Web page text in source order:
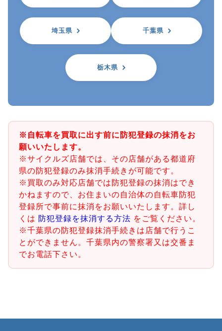
埼玉県 千葉県
栃木県
※自転車を買取に出す前に防犯登録の抹消をお
願いいたします。
※サイクルズ店舗では、その店舗がある都道府
県の防犯登録のみ抹消手続きが可能です。
※買取のみ対応店舗では防犯登録の抹消はでき
かねますので、お住まいの自治体の自転車防犯
登録所で事前に抹消をお願いいたします。詳し
くは 防犯登録を抹消する方法 をご覧ください。
※千葉県の防犯登録抹消手続きは店舗で行うこ
とができません。千葉県内の警察署又は交番ま
でお電話下さい。